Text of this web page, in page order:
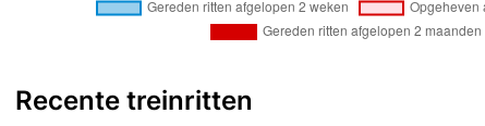
Recente treinritten